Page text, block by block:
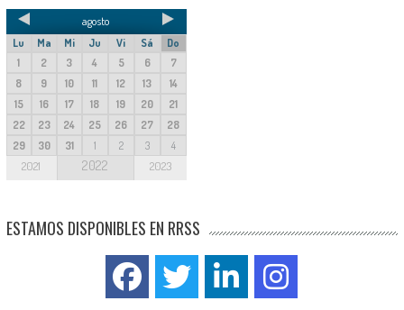
agosto
Lu Ma Mi Ju Vi Sá
Do
1
2 3 4 5 6
7
8
9 10 11 12 13
14
15
16 17 18 19 20
21
22
23 24 25 26 27
28
29
30 31 1 2 3 4
2021 2022 2023
ESTAMOS DISPONIBLES EN RRSS